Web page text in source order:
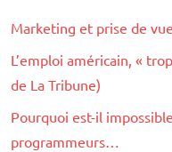
Marketing et prise de
L’emploi américain, «
de La Tribune)
Pourquoi est-il
programmeurs…